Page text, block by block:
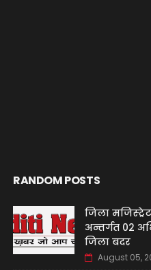
RANDOM POSTS
जिला
अन्तर्गत 02
जिला बदर
August 05,